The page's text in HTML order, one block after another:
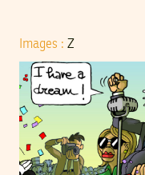
Images : Z